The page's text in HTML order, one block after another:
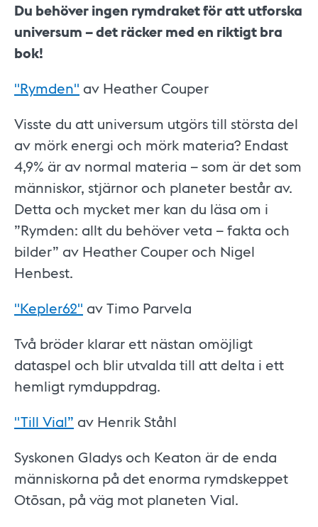
Du behöver ingen rymdraket för att utforska
universum – det räcker med en riktigt bra
bok!
"Rymden" av Heather Couper
Visste du att universum utgörs till största del
av mörk energi och mörk materia? Endast
4,9% är av normal materia – som är det som
människor, stjärnor och planeter består av.
Detta och mycket mer kan du läsa om i
”Rymden: allt du behöver veta – fakta och
bilder” av Heather Couper och Nigel
Henbest.
"Kepler62" av Timo Parvela
Två bröder klarar ett nästan omöjligt
dataspel och blir utvalda till att delta i ett
hemligt rymduppdrag.
"Till Vial” av Henrik Ståhl
Syskonen Gladys och Keaton är de enda
människorna på det enorma rymdskeppet
Otōsan, på väg mot planeten Vial.